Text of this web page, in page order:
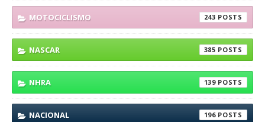
MOTOCICLISMO 243
NASCAR 385
NHRA 139
NACIONAL 196